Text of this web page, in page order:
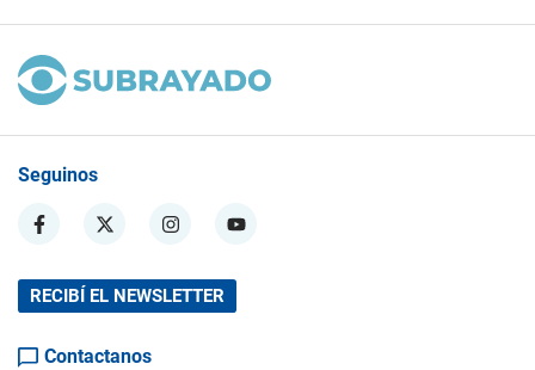
Seguinos
RECIBÍ EL NEWSLETTER
Contactanos